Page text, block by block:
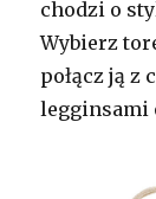
chodzi o
Wybierz
połącz ją z
legginsami